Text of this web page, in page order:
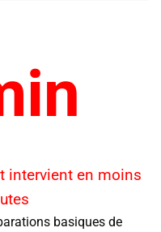
intervient en moins
basiques de